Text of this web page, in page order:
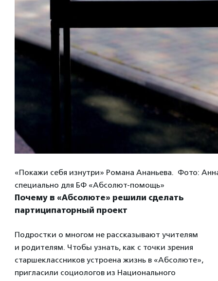
«Покажи себя изнутри» Романа Ананьева. Фото:
специально для БФ «Абсолют-помощь»
Почему в «Абсолюте» решили сделать
партиципаторный проект
Подростки о многом не рассказывают учителям
и родителям. Чтобы узнать, как с точки зрения
старшеклассников устроена жизнь в «Абсолюте»,
пригласили социологов из Национального